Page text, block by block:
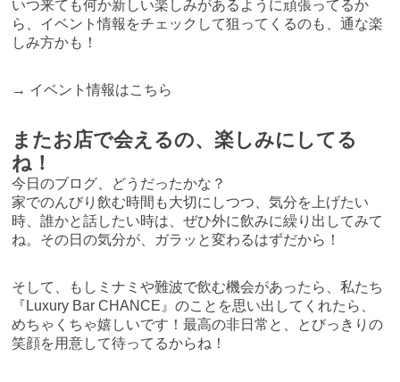
いつ来ても何か新しい楽しみがあるように頑張ってるか
ら、イベント情報をチェックして狙ってくるのも、通な楽
しみ方かも！
→ イベント情報はこちら
またお店で会えるの、楽しみにしてる
ね！
今日のブログ、どうだったかな？
家でのんびり飲む時間も大切にしつつ、気分を上げたい
時、誰かと話したい時は、ぜひ外に飲みに繰り出してみて
ね。その日の気分が、ガラッと変わるはずだから！
そして、もしミナミや難波で飲む機会があったら、私たち
『Luxury Bar CHANCE』のことを思い出してくれたら、
めちゃくちゃ嬉しいです！最高の非日常と、とびっきりの
笑顔を用意して待ってるからね！